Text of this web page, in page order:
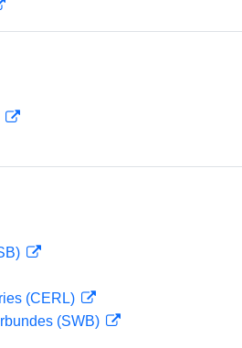
(CERL)
(SWB)